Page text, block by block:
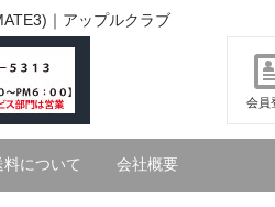
｜アップルクラブ
会員
料について 会社概要